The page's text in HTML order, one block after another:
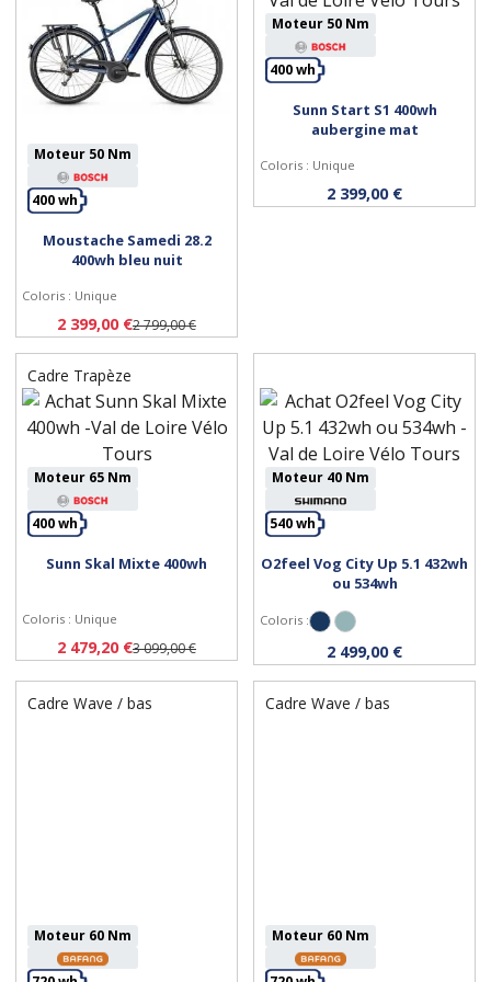
Personnaliser
Moteur 50 Nm
400 wh
Moustache Samedi 28.2
400wh bleu nuit
Coloris : Unique
2 399,00 €2 799,00 €
Personnaliser
Moteur 50 Nm
400 wh
Sunn Start S1 400wh
aubergine mat
Coloris : Unique
2 399,00 €
Cadre Trapèze
Personnaliser
Moteur 65 Nm
400 wh
Sunn Skal Mixte 400wh
Coloris : Unique
2 479,20 €3 099,00 €
Personnaliser
Moteur 40 Nm
540 wh
O2feel Vog City Up 5.1 432wh
ou 534wh
Coloris : Bleu BoréalGris Perle
2 499,00 €
Cadre Wave / bas
Moteur 60 Nm
Cadre Wave / bas
Moteur 60 Nm